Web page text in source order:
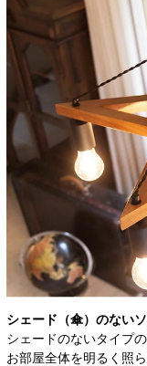
シェード（傘）のない
シェードのないタイプ
お部屋全体を明るく照